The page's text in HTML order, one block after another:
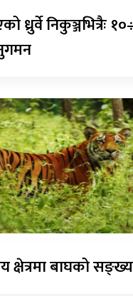
ध्रुर्वे निकुञ्जभित्रैः
क्षेत्रमा बाघको